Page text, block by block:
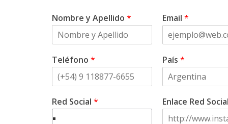
Nombre y Apellido * Email *
Teléfono * País *
Red Social * Enlace Red